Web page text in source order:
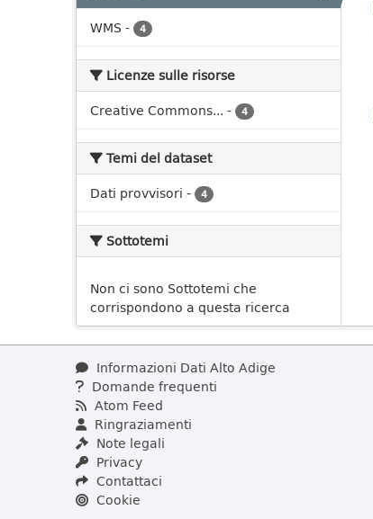
WMS - 4
Licenze sulle risorse
Creative Commons... - 4
Temi del dataset
Dati provvisori - 4
Sottotemi
Non ci sono Sottotemi che
corrispondono a questa ricerca
Informazioni Dati Alto Adige
Domande frequenti
Atom Feed
Ringraziamenti
Note legali
Privacy
Contattaci
Cookie